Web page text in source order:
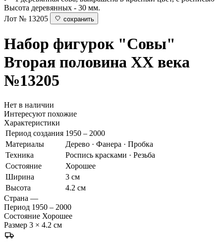
Высота деревянных - 30 мм.
Лот № 13205
сохранить
Набор фигурок "Совы"
Вторая половина ХХ века
№13205
Нет в наличии
Интересуют похожие
Характеристики
Период создания 1950 – 2000
Материалы
Дерево · Фанера · Пробка
Техника
Роспись красками · Резьба
Состояние
Хорошее
Ширина
3 см
Высота
4.2 см
Страна —
Период 1950 – 2000
Состояние Хорошее
Размер 3 × 4.2 см